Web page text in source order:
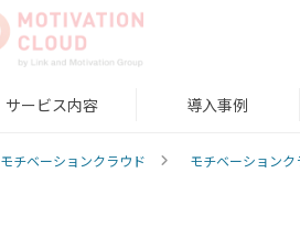
サービス内容 導入事例
モチベーションクラウド モチベーション